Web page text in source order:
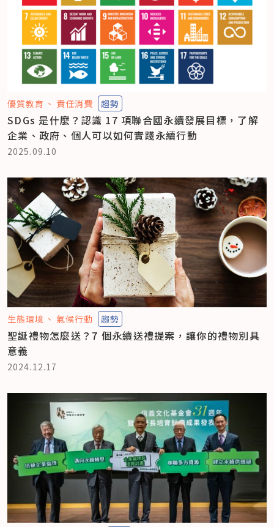
優質教育 責任消費 趨勢
SDGs 是什麼？認識 17 項聯合國永續發展目標，了解
企業、政府、個人可以如何實踐永續行動
2025.09.10
生態環境 氣候行動 趨勢
聖誕禮物怎麼送？7 個永續送禮提案，讓你的禮物別具
意義
2024.12.17